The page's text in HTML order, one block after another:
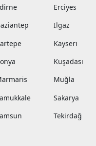
Erciyes
Ilgaz
Kayseri
Kuşadası
Muğla
Sakarya
Tekirdağ